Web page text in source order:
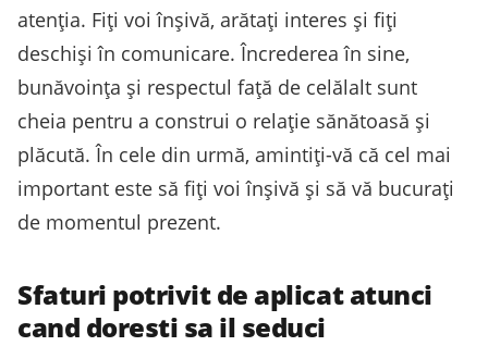
atenția. Fiți voi înșivă, arătați interes și fiți
deschiși în comunicare. Încrederea în sine,
bunăvoința și respectul față de celălalt sunt
cheia pentru a construi o relație sănătoasă și
plăcută. În cele din urmă, amintiți-vă că cel mai
important este să fiți voi înșivă și să vă bucurați
de momentul prezent.
Sfaturi potrivit de aplicat atunci
cand doresti sa il seduci